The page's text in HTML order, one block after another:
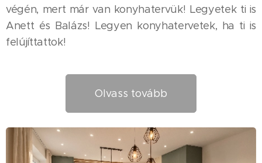
végén, mert már van konyhatervük! Legyetek ti is
Anett és Balázs! Legyen konyhatervetek, ha ti is
felújíttattok! 😎😉
Olvass tovább